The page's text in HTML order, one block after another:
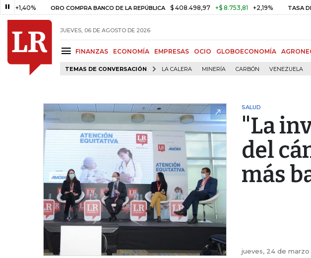
ORO COMPRA BANCO DE LA REPÚBLICA $ 408.498,97 +$ 8.753,81 +2,19% TASA DE USURA
JUEVES, 06 DE AGOSTO DE 2026
FINANZAS ECONOMÍA EMPRESAS OCIO GLOBOECONOMÍA
TEMAS DE CONVERSACIÓN LA CALERA MINERÍA CARBÓN VENEZUELA
SALUD
"La
del
más
jueves, 24 de